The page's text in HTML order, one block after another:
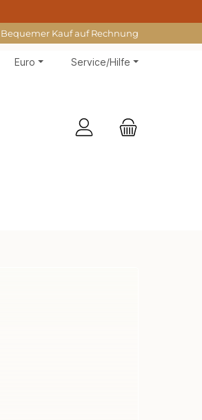
Bequemer Kauf auf Rechnung
Euro Service/Hilfe